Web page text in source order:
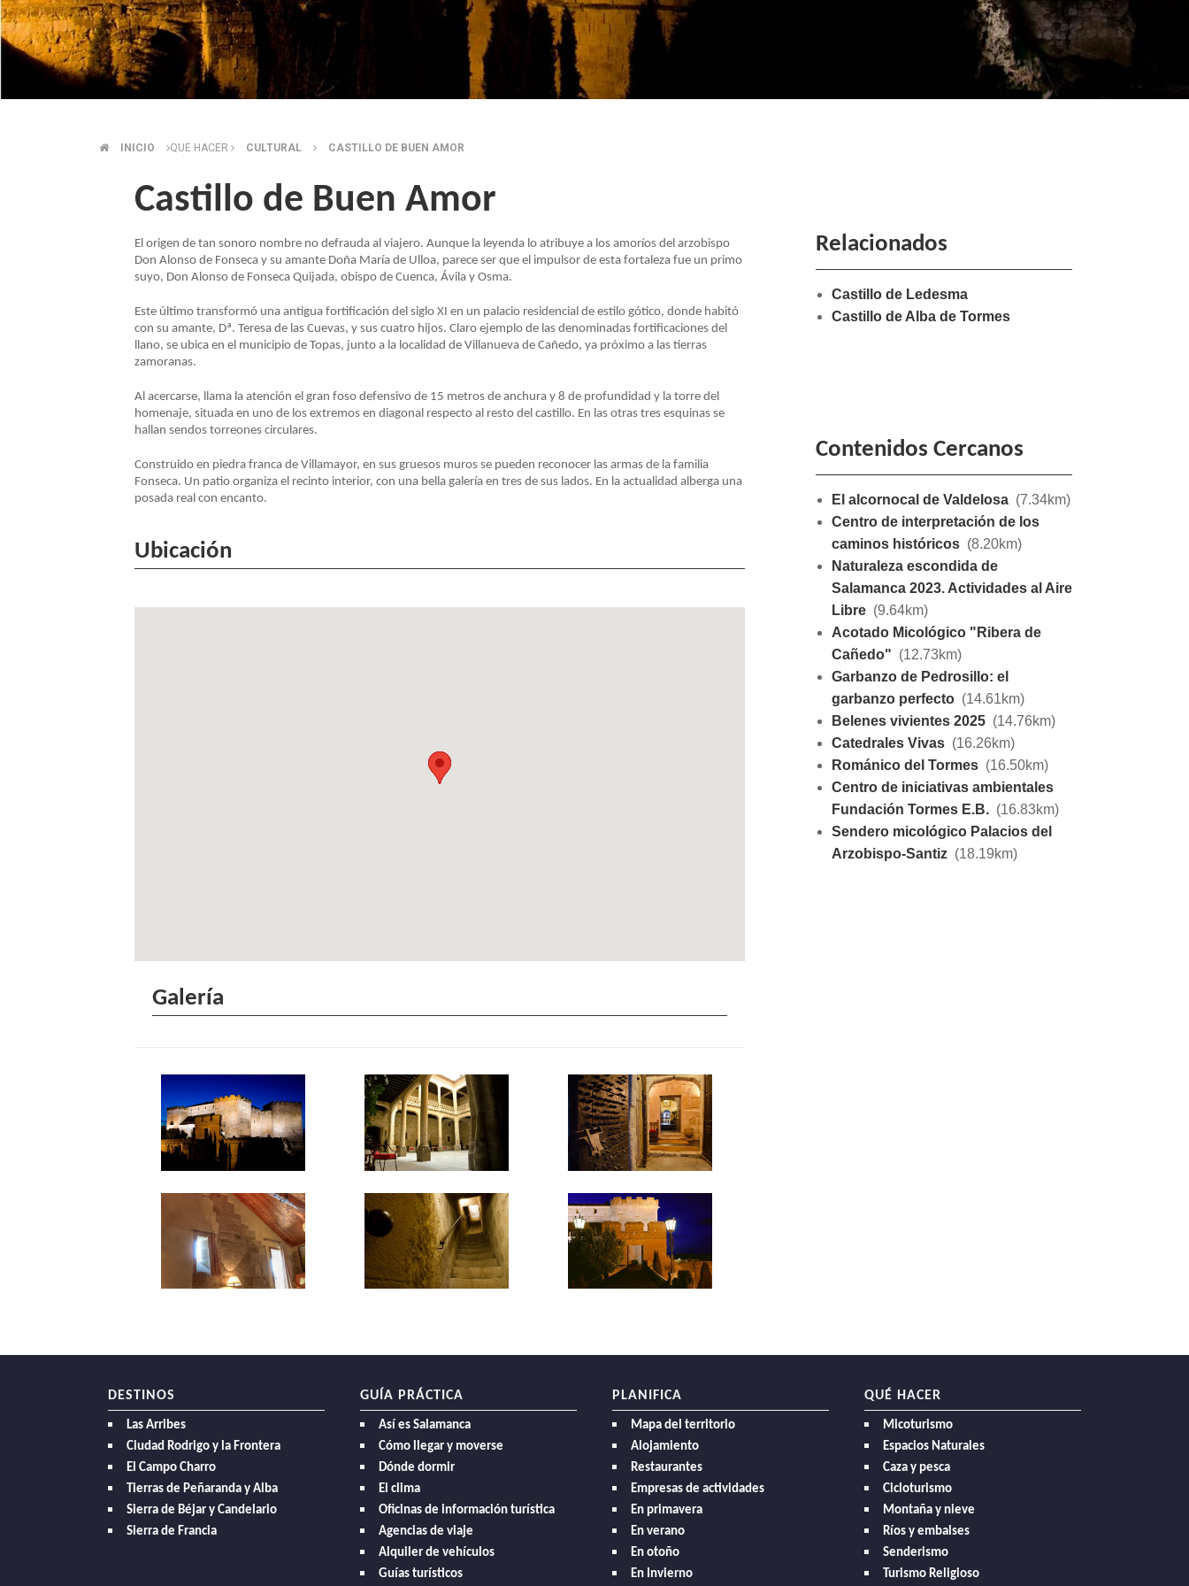
SOBRESCRIBIR
ENLACES
AYUDA
NAVEGACIÓN
INICIO QUE HACER CULTURAL CASTILLO DE BUEN AMOR
Castillo de Buen Amor
El origen de tan sonoro nombre no defrauda al viajero. Aunque la leyenda lo atribuye a los amoríos del arzobispo
Don Alonso de Fonseca y su amante Doña María de Ulloa, parece ser que el impulsor de esta fortaleza fue un primo
suyo, Don Alonso de Fonseca Quijada, obispo de Cuenca, Ávila y Osma.
Este último transformó una antigua fortificación del siglo XI en un palacio residencial de estilo gótico, donde habitó
con su amante, Dª. Teresa de las Cuevas, y sus cuatro hijos. Claro ejemplo de las denominadas fortificaciones del
llano, se ubica en el municipio de Topas, junto a la localidad de Villanueva de Cañedo, ya próximo a las tierras
zamoranas.
Al acercarse, llama la atención el gran foso defensivo de 15 metros de anchura y 8 de profundidad y la torre del
homenaje, situada en uno de los extremos en diagonal respecto al resto del castillo. En las otras tres esquinas se
hallan sendos torreones circulares.
Construido en piedra franca de Villamayor, en sus gruesos muros se pueden reconocer las armas de la familia
Fonseca. Un patio organiza el recinto interior, con una bella galería en tres de sus lados. En la actualidad alberga una
posada real con encanto.
Ubicación
Galería
Relacionados
Castillo de Ledesma
Castillo de Alba de Tormes
Contenidos Cercanos
El alcornocal de Valdelosa (7.34km)
Centro de interpretación de los
caminos históricos (8.20km)
Naturaleza escondida de
Salamanca 2023. Actividades al Aire
Libre (9.64km)
Acotado Micológico "Ribera de
Cañedo" (12.73km)
Garbanzo de Pedrosillo: el
garbanzo perfecto (14.61km)
Belenes vivientes 2025 (14.76km)
Catedrales Vivas (16.26km)
Románico del Tormes (16.50km)
Centro de iniciativas ambientales
Fundación Tormes E.B. (16.83km)
Sendero micológico Palacios del
Arzobispo-Santiz (18.19km)
DESTINOS
Las Arribes
Ciudad Rodrigo y la Frontera
El Campo Charro
Tierras de Peñaranda y Alba
Sierra de Béjar y Candelario
Sierra de Francia
GUÍA PRÁCTICA
Así es Salamanca
Cómo llegar y moverse
Dónde dormir
El clima
Oficinas de información turística
Agencias de viaje
Alquiler de vehículos
Guías turísticos
PLANIFICA
Mapa del territorio
Alojamiento
Restaurantes
Empresas de actividades
En primavera
En verano
En otoño
En Invierno
QUÉ HACER
Micoturismo
Espacios Naturales
Caza y pesca
Cicloturismo
Montaña y nieve
Ríos y embalses
Senderismo
Turismo Religioso